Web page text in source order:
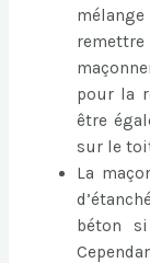
pour la
être
sur le
La
béton